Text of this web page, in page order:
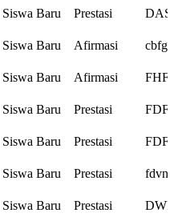
Siswa Baru Prestasi
Siswa Baru Afirmasi
Siswa Baru Afirmasi
Siswa Baru Prestasi
Siswa Baru Prestasi
Siswa Baru Prestasi
Siswa Baru Prestasi